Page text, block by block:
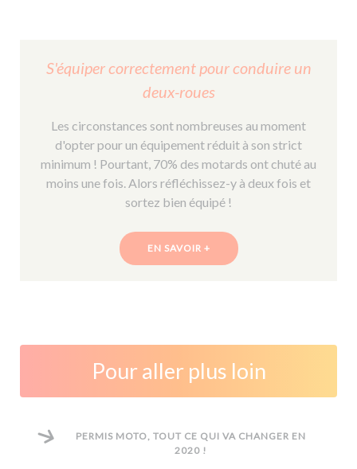
S'équiper correctement pour conduire un
deux-roues
Les circonstances sont nombreuses au moment
d'opter pour un équipement réduit à son strict
minimum ! Pourtant, 70% des motards ont chuté au
moins une fois. Alors réfléchissez-y à deux fois et
sortez bien équipé !
EN SAVOIR +
Pour aller plus loin
PERMIS MOTO, TOUT CE QUI VA CHANGER EN
2020 !